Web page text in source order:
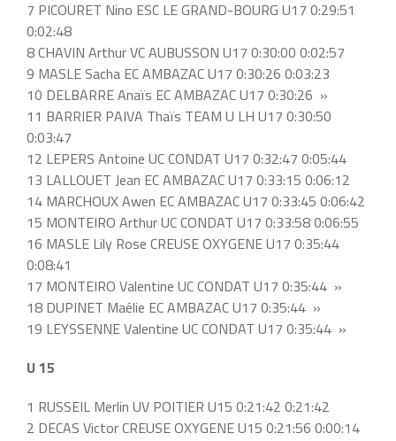
7 PICOURET Nino ESC LE GRAND-BOURG U17 0:29:51
0:02:48
8 CHAVIN Arthur VC AUBUSSON U17 0:30:00 0:02:57
9 MASLE Sacha EC AMBAZAC U17 0:30:26 0:03:23
10 DELBARRE Anaïs EC AMBAZAC U17 0:30:26 »
11 BARRIER PAIVA Thaïs TEAM U LH U17 0:30:50
0:03:47
12 LEPERS Antoine UC CONDAT U17 0:32:47 0:05:44
13 LALLOUET Jean EC AMBAZAC U17 0:33:15 0:06:12
14 MARCHOUX Awen EC AMBAZAC U17 0:33:45 0:06:42
15 MONTEIRO Arthur UC CONDAT U17 0:33:58 0:06:55
16 MASLE Lily Rose CREUSE OXYGENE U17 0:35:44
0:08:41
17 MONTEIRO Valentine UC CONDAT U17 0:35:44 »
18 DUPINET Maélie EC AMBAZAC U17 0:35:44 »
19 LEYSSENNE Valentine UC CONDAT U17 0:35:44 »
U 15
1 RUSSEIL Merlin UV POITIER U15 0:21:42 0:21:42
2 DECAS Victor CREUSE OXYGENE U15 0:21:56 0:00:14